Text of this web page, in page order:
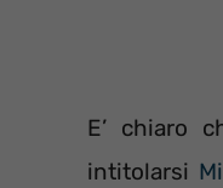
E’ chiaro
intitolarsi